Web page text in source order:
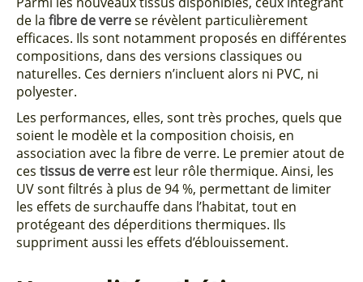
de la fibre de verrese révèlent particulièrement
efficaces. Ils sont notamment proposés en différentes
compositions, dans des versions classiques ou
naturelles. Ces derniers n’incluent alors ni PVC, ni
polyester.
Les performances, elles, sont très proches, quels que
soient le modèle et la composition choisis, en
association avec la fibre de verre. Le premier atout de
ces tissus de verre est leur rôle thermique. Ainsi, les
UV sont filtrés à plus de 94 %, permettant de limiter
les effets de surchauffe dans l’habitat, tout en
protégeant des déperditions thermiques. Ils
suppriment aussi les effets d’éblouissement.